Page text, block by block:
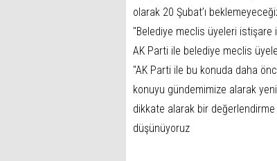
olarak 20 Şubat’ı
"Belediye meclis üyeleri istişare
AK Parti ile belediye meclis
"AK Parti ile bu konuda daha
konuyu gündemimize alarak
dikkate alarak bir
düşünüyoruz